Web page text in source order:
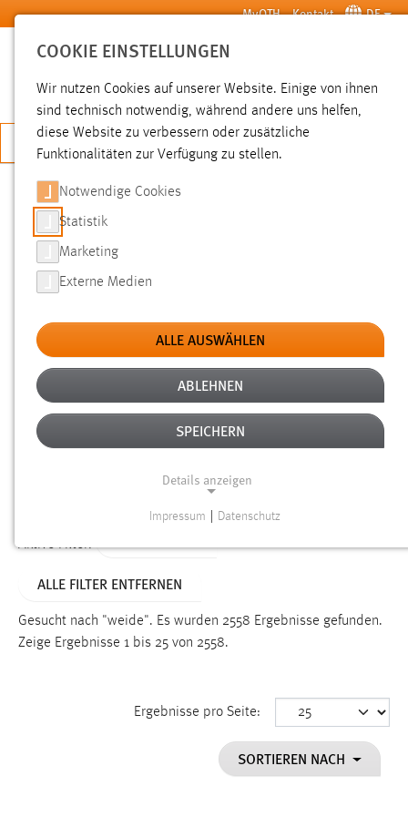
Zum Hauptinhalt springen MyOTH Kontakt DE
SUCHE
JETZT BEWERBEN
SUCHE
FILTER
Typ
Erstellungsdatum
Alter
Aktive Filter:
ALLE FILTER ENTFERNEN
Gesucht nach "weide". Es wurden 2558 Ergebnisse gefunden.
Zeige Ergebnisse 1 bis 25 von 2558.
Ergebnisse pro Seite:
SORTIEREN NACH
COOKIE EINSTELLUNGEN
Wir nutzen Cookies auf unserer Website. Einige von ihnen
sind technisch notwendig, während andere uns helfen,
diese Website zu verbessern oder zusätzliche
Funktionalitäten zur Verfügung zu stellen.
Notwendige Cookies
Statistik
Marketing
Externe Medien
ALLE AUSWÄHLEN
ABLEHNEN
SPEICHERN
Details anzeigen
Funktionen und sind für die einwandfreie Funktion der
Einverständnis
cookie_consent
Dieser Cookie speichert die ausgewählten Einverständnis-
Impressum Datenschutz